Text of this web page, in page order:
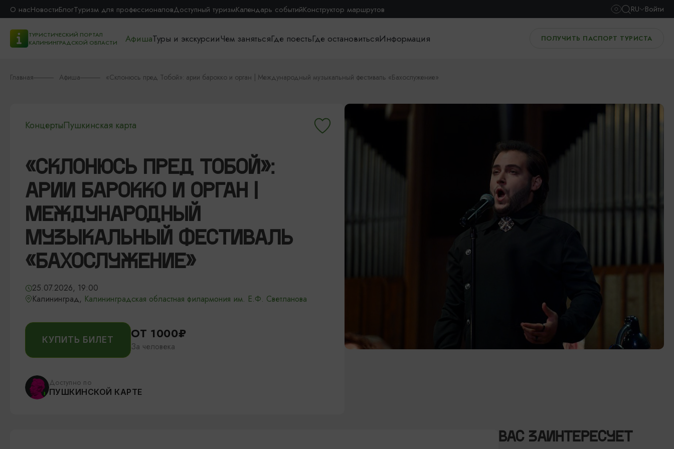
О насНовостиБлогТуризм для профессионаловДоступный туризмКалендарь событийКонструктор маршрутов RU Войти
ТУРИСТИЧЕСКИЙ ПОРТАЛ
КАЛИНИНГРАДСКОЙ ОБЛАСТИ
АфишаТуры и экскурсииЧем занятьсяГде поестьГде остановитьсяИнформация ПОЛУЧИТЬ ПАСПОРТ ТУРИСТА
Главная Афиша «Склонюсь пред Тобой»: арии барокко и орган | Международный музыкальный фестиваль «Бахослужение»
КонцертыПушкинская карта
«СКЛОНЮСЬ ПРЕД ТОБОЙ»:
АРИИ БАРОККО И ОРГАН |
МЕЖДУНАРОДНЫЙ
МУЗЫКАЛЬНЫЙ ФЕСТИВАЛЬ
«БАХОСЛУЖЕНИЕ»
25.07.2026, 19:00
Калининград, Калининградская областная филармония им. Е.Ф. Светланова
КУПИТЬ БИЛЕТ ОТ 1000₽
За человека
Доступно по
ПУШКИНСКОЙ КАРТЕ
ВАС ЗАИНТЕРЕСУЕТ